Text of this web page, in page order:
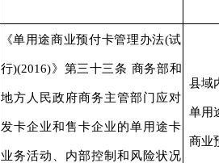
《单用途商业预付卡管理办法(试
行)(2016)》第三十三条 商务部和
地方人民政府商务主管部门应对
发卡企业和售卡企业的单用途卡
业务活动、内部控制和风险状况
县域
单用
商业